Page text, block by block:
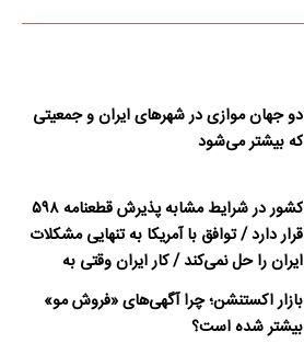
دو جهان موازی در شهرهای ایران و جمعیتی
که بیشتر می‌شود
کشور در شرایط مشابه پذیرش قطعنامه ۵۹۸
قرار دارد / توافق با آمریکا به تنهایی مشکلات
ایران را حل نمی‌کند / کار ایران وقتی به
امضای ترکمانچای رسید که دیگر چاره‌ای نبود
بازار اکستنشن؛ چرا آگهی‌های «فروش مو»
بیشتر شده است؟